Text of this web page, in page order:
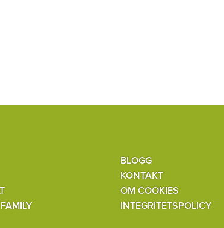
BLOGG
KONTAKT
OM COOKIES
INTEGRITETSPOLICY